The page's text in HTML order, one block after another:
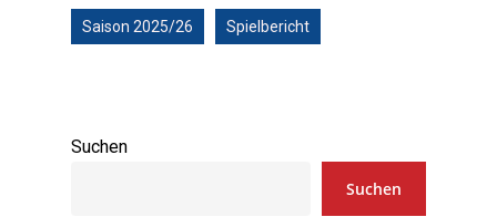
Saison 2025/26 Spielbericht
Suchen
Suchen